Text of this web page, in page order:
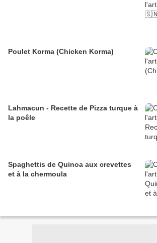
Poulet Korma (Chicken Korma)
Lahmacun - Recette de Pizza turque à
la poêle
Spaghettis de Quinoa aux crevettes
et à la chermoula